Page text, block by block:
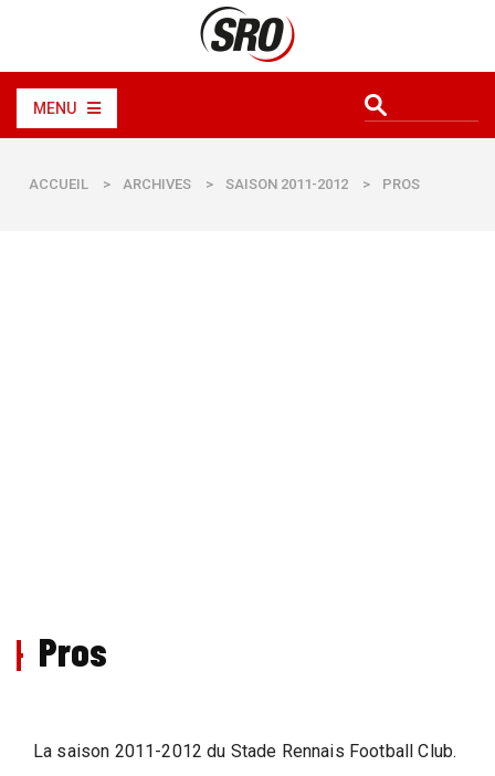
MENU
ACCUEIL > ARCHIVES > SAISON 2011-2012 > PROS
Pros
La saison 2011-2012 du Stade Rennais Football Club.